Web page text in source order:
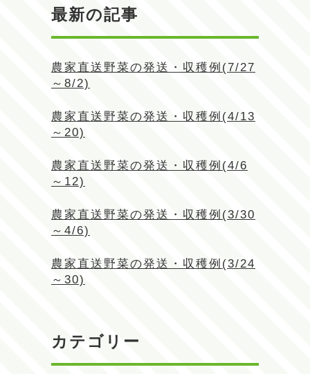
最新の記事
農家直送野菜の発送・収穫例(7/27
～8/2)
農家直送野菜の発送・収穫例(4/13
～20)
農家直送野菜の発送・収穫例(4/6
～12)
農家直送野菜の発送・収穫例(3/30
～4/6)
農家直送野菜の発送・収穫例(3/24
～30)
カテゴリー